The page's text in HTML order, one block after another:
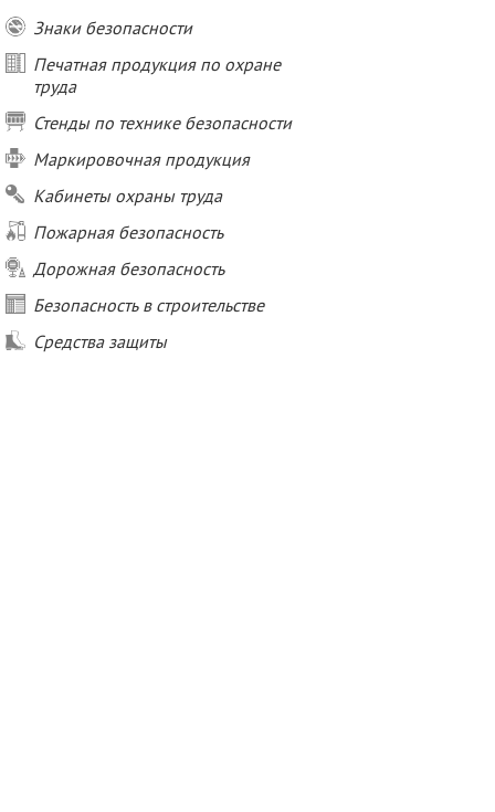
Знаки безопасности
Печатная продукция по охране
труда
Стенды по технике безопасности
Маркировочная продукция
Кабинеты охраны труда
Пожарная безопасность
Дорожная безопасность
Безопасность в строительстве
Средства защиты